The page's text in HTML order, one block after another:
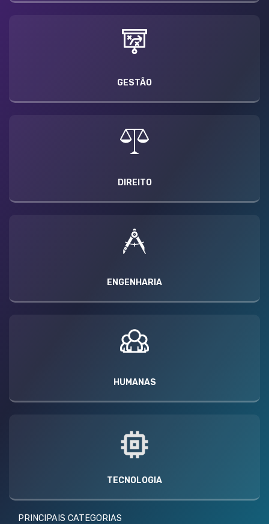
GESTÃO
DIREITO
ENGENHARIA
HUMANAS
TECNOLOGIA
PRINCIPAIS CATEGORIAS